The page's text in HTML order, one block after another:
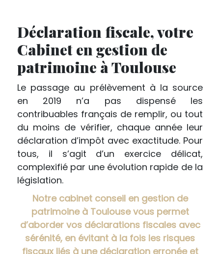
Déclaration fiscale, votre
Cabinet en gestion de
patrimoine à Toulouse
Le passage au prélèvement à la source
en 2019 n’a pas dispensé les
contribuables français de remplir, ou tout
du moins de vérifier, chaque année leur
déclaration d’impôt avec exactitude. Pour
tous, il s’agit d’un exercice délicat,
complexifié par une évolution rapide de la
législation.
Notre cabinet conseil en gestion de
patrimoine à Toulouse vous permet
d’aborder vos déclarations fiscales avec
sérénité, en évitant à la fois les risques
fiscaux liés à une déclaration erronée et